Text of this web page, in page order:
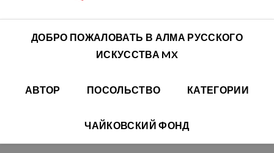
ДОБРО ПОЖАЛОВАТЬ В АЛМА РУССКОГО
ИСКУССТВА MX
АВТОР ПОСОЛЬСТВО КАТЕГОРИИ
ЧАЙКОВСКИЙ ФОНД